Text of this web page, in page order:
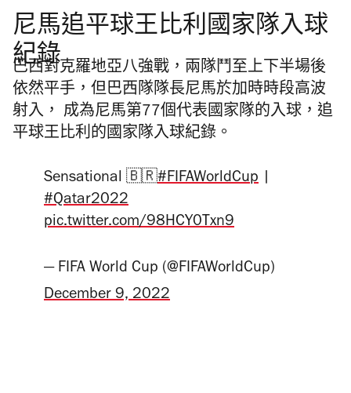
尼馬追平球王比利國家隊入球
紀錄
巴西對克羅地亞八強戰，兩隊鬥至上下半場後
依然平手，但巴西隊隊長尼馬於加時時段高波
射入， 成為尼馬第77個代表國家隊的入球，追
平球王比利的國家隊入球紀錄。
Sensational 🇧🇷#FIFAWorldCup
#Qatar2022
pic.twitter.com/98HCY0Txn9
— FIFA World Cup (@FIFAWorldCup)
December 9, 2022